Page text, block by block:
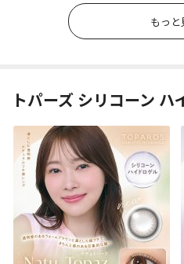
もっと
トパーズ シリコーン ハ